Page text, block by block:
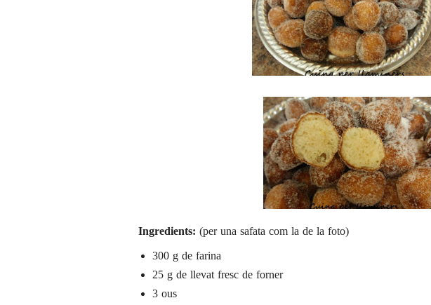
Ingredients: (per una safata com la de la foto)
300 g de farina
25 g de llevat fresc de forner
3 ous